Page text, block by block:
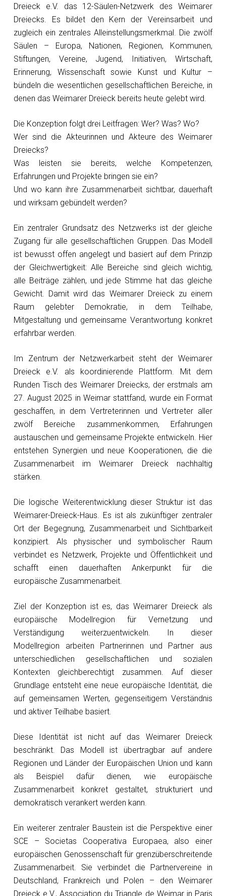
Dreieck e.V. das 12-Säulen-Netzwerk des Weimarer
Dreiecks. Es bildet den Kern der Vereinsarbeit und
zugleich ein zentrales Alleinstellungsmerkmal. Die zwölf
Säulen – Europa, Nationen, Regionen, Kommunen,
Stiftungen, Vereine, Jugend, Initiativen, Wirtschaft,
Erinnerung, Wissenschaft sowie Kunst und Kultur –
bündeln die wesentlichen gesellschaftlichen Bereiche, in
denen das Weimarer Dreieck bereits heute gelebt wird.
Die Konzeption folgt drei Leitfragen: Wer? Was? Wo?
Wer sind die Akteurinnen und Akteure des Weimarer
Dreiecks?
Was leisten sie bereits, welche Kompetenzen,
Erfahrungen und Projekte bringen sie ein?
Und wo kann ihre Zusammenarbeit sichtbar, dauerhaft
und wirksam gebündelt werden?
Ein zentraler Grundsatz des Netzwerks ist der gleiche
Zugang für alle gesellschaftlichen Gruppen. Das Modell
ist bewusst offen angelegt und basiert auf dem Prinzip
der Gleichwertigkeit: Alle Bereiche sind gleich wichtig,
alle Beiträge zählen, und jede Stimme hat das gleiche
Gewicht. Damit wird das Weimarer Dreieck zu einem
Raum gelebter Demokratie, in dem Teilhabe,
Mitgestaltung und gemeinsame Verantwortung konkret
erfahrbar werden.
Im Zentrum der Netzwerkarbeit steht der Weimarer
Dreieck e.V. als koordinierende Plattform. Mit dem
Runden Tisch des Weimarer Dreiecks, der erstmals am
27. August 2025 in Weimar stattfand, wurde ein Format
geschaffen, in dem Vertreterinnen und Vertreter aller
zwölf Bereiche zusammenkommen, Erfahrungen
austauschen und gemeinsame Projekte entwickeln. Hier
entstehen Synergien und neue Kooperationen, die die
Zusammenarbeit im Weimarer Dreieck nachhaltig
stärken.
Die logische Weiterentwicklung dieser Struktur ist das
Weimarer-Dreieck-Haus. Es ist als zukünftiger zentraler
Ort der Begegnung, Zusammenarbeit und Sichtbarkeit
konzipiert. Als physischer und symbolischer Raum
verbindet es Netzwerk, Projekte und Öffentlichkeit und
schafft einen dauerhaften Ankerpunkt für die
europäische Zusammenarbeit.
Ziel der Konzeption ist es, das Weimarer Dreieck als
europäische Modellregion für Vernetzung und
Verständigung weiterzuentwickeln. In dieser
Modellregion arbeiten Partnerinnen und Partner aus
unterschiedlichen gesellschaftlichen und sozialen
Kontexten gleichberechtigt zusammen. Auf dieser
Grundlage entsteht eine neue europäische Identität, die
auf gemeinsamen Werten, gegenseitigem Verständnis
und aktiver Teilhabe basiert.
Diese Identität ist nicht auf das Weimarer Dreieck
beschränkt. Das Modell ist übertragbar auf andere
Regionen und Länder der Europäischen Union und kann
als Beispiel dafür dienen, wie europäische
Zusammenarbeit konkret gestaltet, strukturiert und
demokratisch verankert werden kann.
Ein weiterer zentraler Baustein ist die Perspektive einer
SCE – Societas Cooperativa Europaea, also einer
europäischen Genossenschaft für grenzüberschreitende
Zusammenarbeit. Sie verbindet die Partnervereine in
Deutschland, Frankreich und Polen – den Weimarer
Dreieck e.V., Association du Triangle de Weimar in Paris